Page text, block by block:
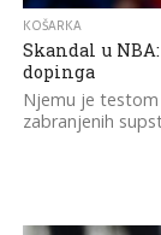
KOŠARKA
Skandal u
dopinga
Njemu je testom
zabranjenih